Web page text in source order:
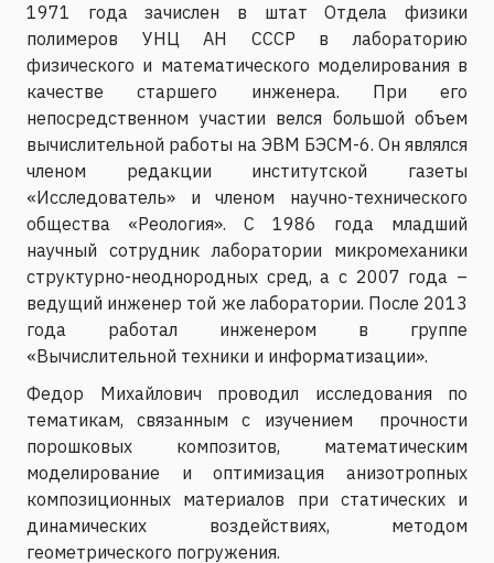
1971 года зачислен в штат Отдела физики
полимеров УНЦ АН СССР в лабораторию
физического и математического моделирования в
качестве старшего инженера. При его
непосредственном участии велся большой объем
вычислительной работы на ЭВМ БЭСМ-6. Он являлся
членом редакции институтской газеты
«Исследователь» и членом научно-технического
общества «Реология». С 1986 года младший
научный сотрудник лаборатории микромеханики
структурно-неоднородных сред, а с 2007 года –
ведущий инженер той же лаборатории. После 2013
года работал инженером в группе
«Вычислительной техники и информатизации».
Федор Михайлович проводил исследования по
тематикам, связанным с изучением прочности
порошковых композитов, математическим
моделирование и оптимизация анизотропных
композиционных материалов при статических и
динамических воздействиях, методом
геометрического погружения.